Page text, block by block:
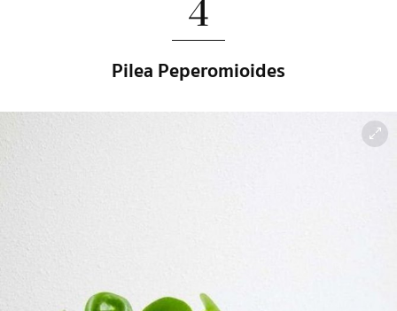
4
Pilea Peperomioides